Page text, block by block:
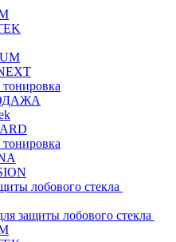
лобового стекла
защиты лобового стекла